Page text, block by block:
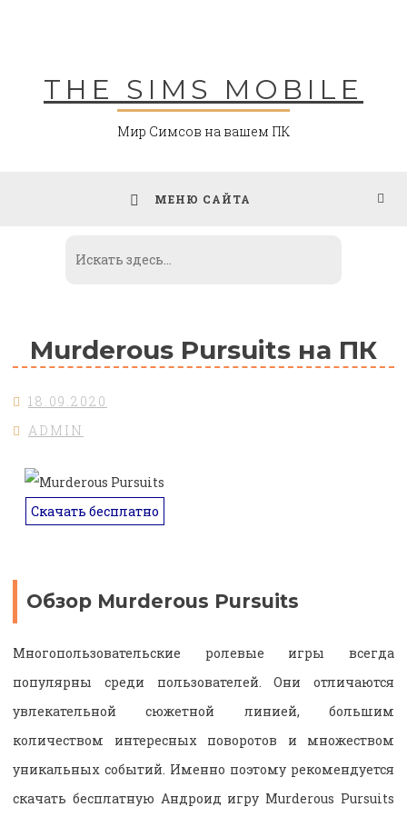
THE SIMS MOBILE
Мир Симсов на вашем ПК
МЕНЮ САЙТА
Murderous Pursuits на ПК
18.09.2020
ADMIN
Скачать бесплатно
Обзор Murderous Pursuits
Многопользовательские ролевые игры всегда
популярны среди пользователей. Они отличаются
увлекательной сюжетной линией, большим
количеством интересных поворотов и множеством
уникальных событий. Именно поэтому рекомендуется
скачать бесплатную Андроид игру Murderous Pursuits